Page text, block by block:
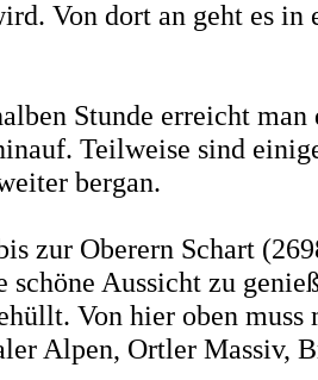
Von dort an geht es in
Stunde erreicht
Teilweise sind
bergan.
zur Oberern Schart
schöne Aussicht zu
Von hier oben
Alpen, Ortler Massiv,